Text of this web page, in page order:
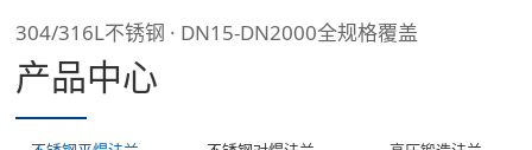
304/316L不锈钢 · DN15-DN2000全规格覆盖
产品中心